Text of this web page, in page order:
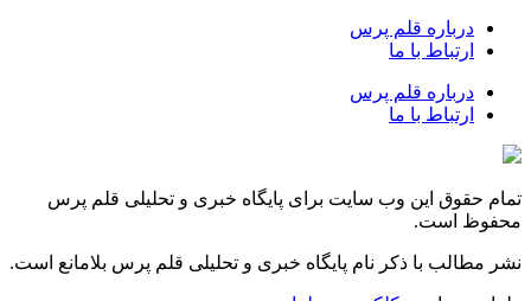
درباره قلم پرس
ارتباط با ما
درباره قلم پرس
ارتباط با ما
تمام حقوق این وب سایت برای پایگاه خبری و تحلیلی قلم پرس
محفوظ است.
نشر مطالب با ذکر نام پایگاه خبری و تحلیلی قلم پرس بلامانع است.